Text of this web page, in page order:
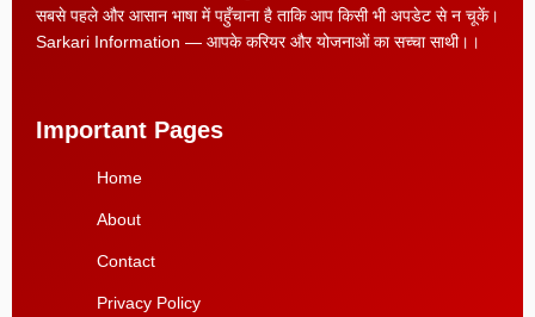
सबसे पहले और आसान भाषा में पहुँचाना है ताकि आप किसी भी अपडेट से न चूकें।
Sarkari Information — आपके करियर और योजनाओं का सच्चा साथी।।
Important Pages
Home
About
Contact
Privacy Policy